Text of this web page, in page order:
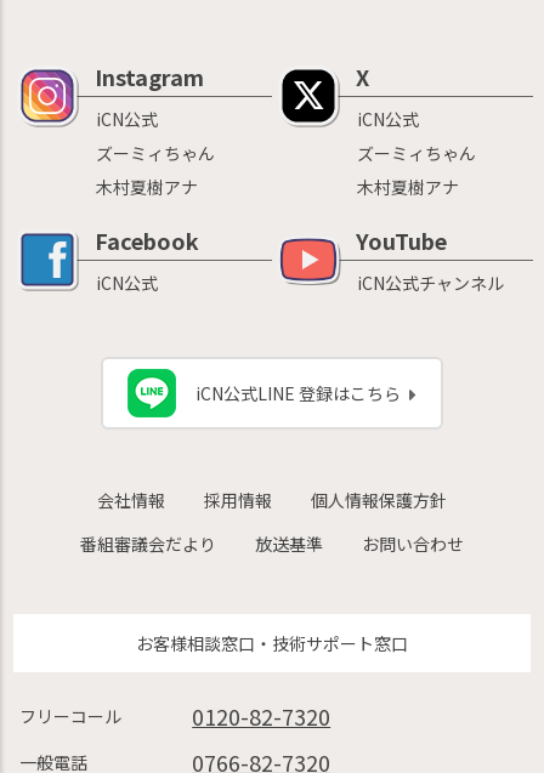
Instagram
iCN公式
ズーミィちゃん
木村夏樹アナ
X
iCN公式
ズーミィちゃん
木村夏樹アナ
Facebook
iCN公式
YouTube
iCN公式チャンネル
iCN公式LINE 登録はこちら
会社情報 採用情報
個人情報保護方針
番組審議会だより
放送基準 お問い合わせ
お客様相談窓口・技術サポート窓口
フリーコール 0120-82-7320
一般電話 0766-82-7320